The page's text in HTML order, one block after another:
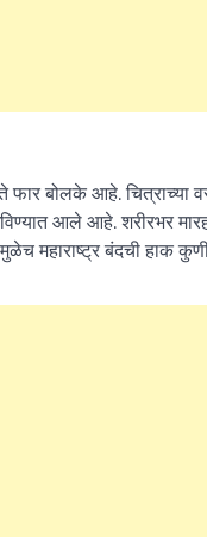
बोलके आहे. चित्राच्या
आले आहे. शरीरभर
महाराष्ट्र बंदची हाक